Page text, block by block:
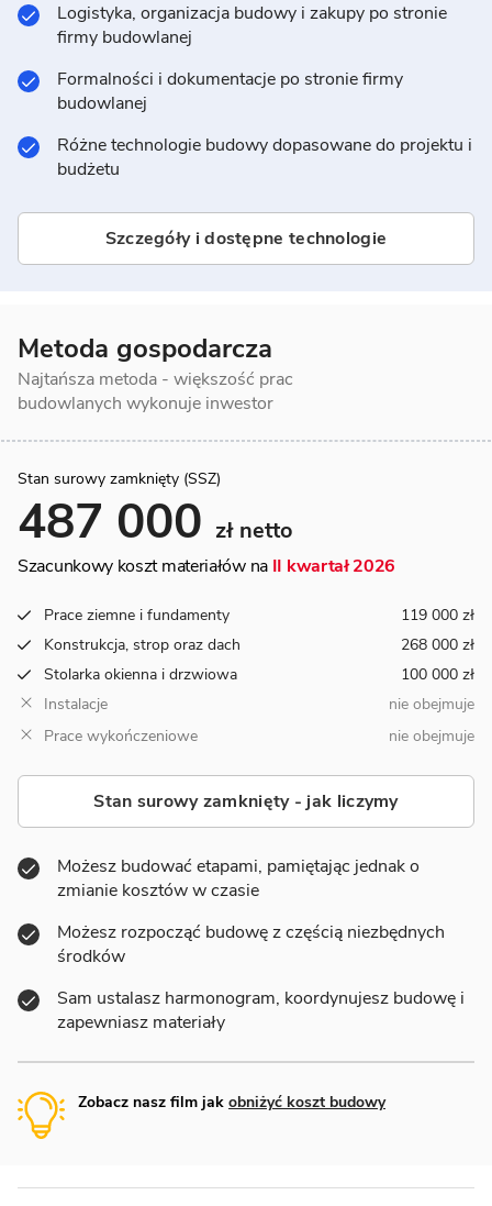
Metoda gospodarcza
Najtańsza metoda - większość prac
budowlanych wykonuje inwestor
Stan surowy zamknięty (SSZ)
487 000 zł netto
Szacunkowy koszt materiałów na II kwartał 2026
Prace ziemne i fundamenty
119 000 zł
Konstrukcja, strop oraz dach
268 000 zł
Stolarka okienna i drzwiowa
100 000 zł
Instalacje
nie obejmuje
Prace wykończeniowe
nie obejmuje
Stan surowy zamknięty - jak liczymy
Możesz budować etapami, pamiętając jednak o
zmianie kosztów w czasie
Możesz rozpocząć budowę z częścią niezbędnych
środków
Sam ustalasz harmonogram, koordynujesz budowę i
zapewniasz materiały
Zobacz nasz film jak obniżyć koszt budowy
Logistyka, organizacja budowy i zakupy po stronie
firmy budowlanej
Formalności i dokumentacje po stronie firmy
budowlanej
Różne technologie budowy dopasowane do projektu i
budżetu
Szczegóły i dostępne technologie